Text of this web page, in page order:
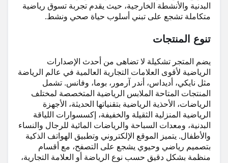
البدنية والأنشطة الخارجية، حيث يقدم تجربة تسوق رياضية
متكاملة تشجع على تبني أسلوب حياة صحي ونشط.
تنوع المنتجات
يضم المتجر تشكيلة لا تضاهى من أحدث الإصدارات
الرياضية لأقوى العلامات التجارية العالمية في عالم الرياضة
مثل نايكي، أديداس، أندر آرمور، بوما، وفانس. تشمل
المنتجات المتاحة الملابس الرياضية المتخصصة لمختلف
الرياضات، الأحذية الرياضية بتقنياتها الحديثة، الأجهزة
الرياضية المنزلية الثقيلة والخفيفة، إكسسوارات اللياقة
البدنية، ومعدات السباحة والرياضات المائية للرجال والنساء
والأطفال. يتميز الموقع الإلكتروني وتطبيق الهواتف الذكية
بتصميم رياضي وحيوي يشجع على التصفح، مع أقسام
منظمة بشكل دقيق حسب نوع الرياضة أو العلامة التجارية،